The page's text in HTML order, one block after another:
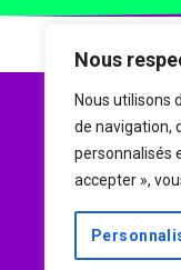
Nous
Nous utilisons
de navigation,
personnalisés
accepter »,